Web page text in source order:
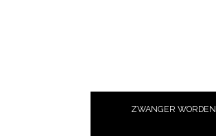
ZWANGER WORDEN